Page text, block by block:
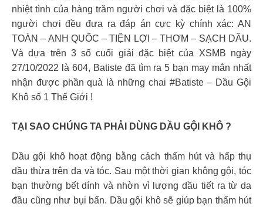
nhiệt tình của hàng trăm người chơi và đặc biệt là 100%
người chơi đều đưa ra đáp án cực kỳ chính xác: AN
TOÀN – ANH QUỐC – TIỆN LỢI – THƠM – SẠCH DẦU.
Và dựa trên 3 số cuối giải đặc biệt của XSMB ngày
27/10/2022 là 604, Batiste đã tìm ra 5 bạn may mắn nhất
nhận được phần quà là những chai #Batiste – Dầu Gội
Khô số 1 Thế Giới !
TẠI SAO CHÚNG TA PHẢI DÙNG DẦU GỘI KHÔ ?
Dầu gội khô hoạt động bằng cách thấm hút và hấp thụ
dầu thừa trên da và tóc. Sau một thời gian không gội, tóc
bạn thường bết dính và nhờn vì lượng dầu tiết ra từ da
đầu cũng như bụi bẩn. Dầu gội khô sẽ giúp bạn thấm hút